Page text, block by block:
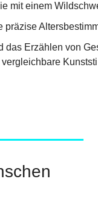
mit einem
präzise
das Erzählen von